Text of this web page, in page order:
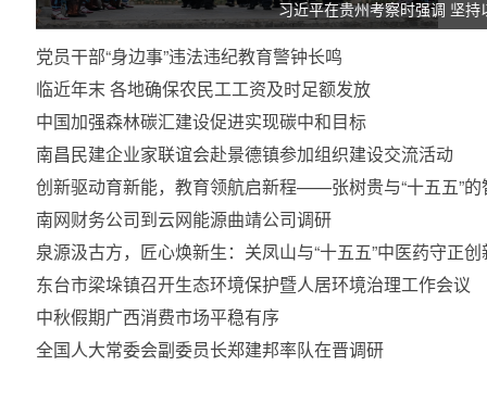
习近平在贵州考察时强调 坚
党员干部“身边事”违法违纪教育警钟长鸣
临近年末 各地确保农民工工资及时足额发放
中国加强森林碳汇建设促进实现碳中和目标
南昌民建企业家联谊会赴景德镇参加组织建设交流活动
创新驱动育新能，教育领航启新程——张树贵与“十五五”的
南网财务公司到云网能源曲靖公司调研
泉源汲古方，匠心焕新生：关凤山与“十五五”中医药守正
东台市梁垛镇召开生态环境保护暨人居环境治理工作会议
中秋假期广西消费市场平稳有序
全国人大常委会副委员长郑建邦率队在晋调研